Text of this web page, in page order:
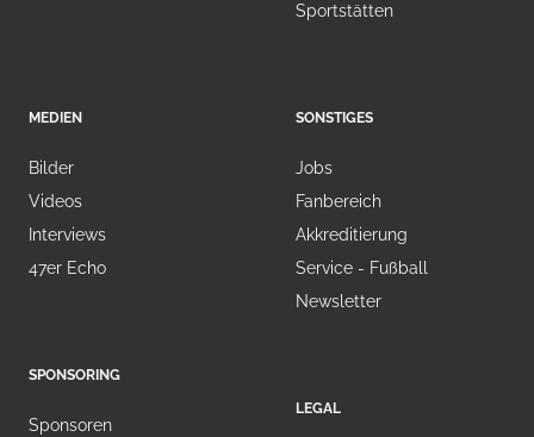
Sportstätten
MEDIEN
Bilder
Videos
Interviews
47er Echo
SPONSORING
Sponsoren
SONSTIGES
Jobs
Fanbereich
Akkreditierung
Service - Fußball
Newsletter
LEGAL